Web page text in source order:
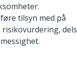
tilsyn med på
dels